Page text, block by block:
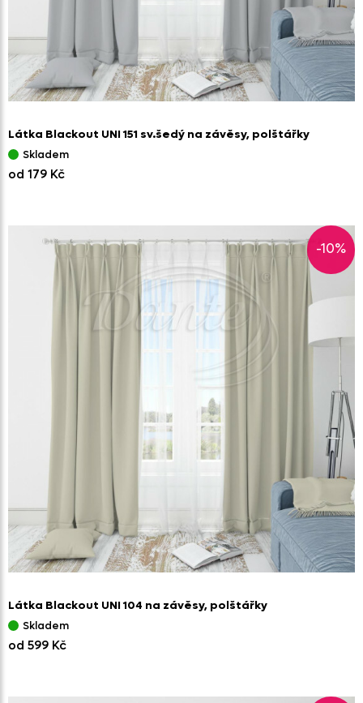
Látka Blackout UNI 151 sv.šedý na závěsy, polštářky
Skladem
od 179 Kč
-10%
Látka Blackout UNI 104 na závěsy, polštářky
Skladem
od 599 Kč